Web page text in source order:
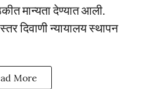
मान्यता देण्यात आली.
दिवाणी न्यायालय स्थापन
More